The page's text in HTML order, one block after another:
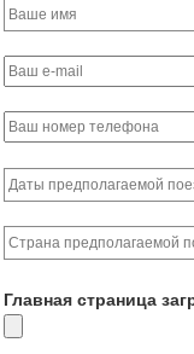
Главная страница